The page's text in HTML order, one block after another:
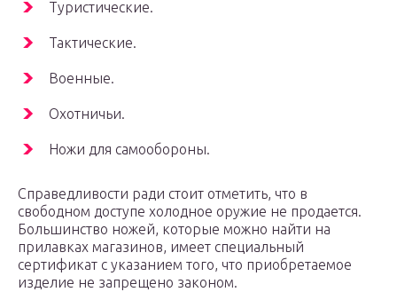
Туристические.
Тактические.
Военные.
Охотничьи.
Ножи для самообороны.
Справедливости ради стоит отметить, что в
свободном доступе холодное оружие не продается.
Большинство ножей, которые можно найти на
прилавках магазинов, имеет специальный
сертификат с указанием того, что приобретаемое
изделие не запрещено законом.